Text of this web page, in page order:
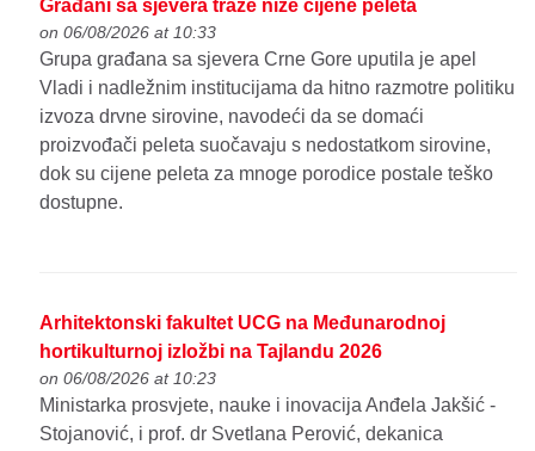
Građani sa sjevera traže niže cijene peleta
on 06/08/2026 at 10:33
Grupa građana sa sjevera Crne Gore uputila je apel
Vladi i nadležnim institucijama da hitno razmotre politiku
izvoza drvne sirovine, navodeći da se domaći
proizvođači peleta suočavaju s nedostatkom sirovine,
dok su cijene peleta za mnoge porodice postale teško
dostupne.
Arhitektonski fakultet UCG na Međunarodnoj
hortikulturnoj izložbi na Tajlandu 2026
on 06/08/2026 at 10:23
Ministarka prosvjete, nauke i inovacija Anđela Jakšić -
Stojanović, i prof. dr Svetlana Perović, dekanica